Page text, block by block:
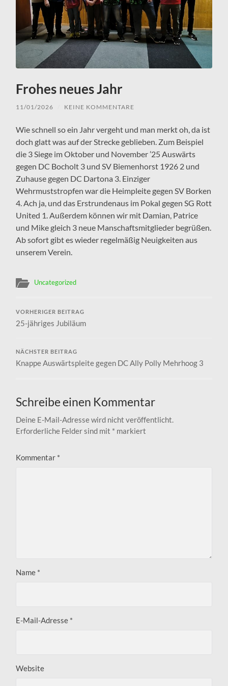
Frohes neues Jahr
11/01/2026 KEINE KOMMENTARE
Wie schnell so ein Jahr vergeht und man merkt oh, da ist
doch glatt was auf der Strecke geblieben. Zum Beispiel
die 3 Siege im Oktober und November ’25 Auswärts
gegen DC Bocholt 3 und SV Biemenhorst 1926 2 und
Zuhause gegen DC Dartona 3. Einziger
Wehrmuststropfen war die Heimpleite gegen SV Borken
4. Ach ja, und das Erstrundenaus im Pokal gegen SG Rott
United 1. Außerdem können wir mit Damian, Patrice
und Mike gleich 3 neue Manschaftsmitglieder begrüßen.
Ab sofort gibt es wieder regelmäßig Neuigkeiten aus
unserem Verein.
Uncategorized
VORHERIGER BEITRAG
25-jähriges Jubiläum
NÄCHSTER BEITRAG
Knappe Auswärtspleite gegen DC Ally Polly Mehrhoog 3
Schreibe einen Kommentar
Deine E-Mail-Adresse wird nicht veröffentlicht.
Erforderliche Felder sind mit * markiert
Kommentar *
Name *
E-Mail-Adresse *
Website